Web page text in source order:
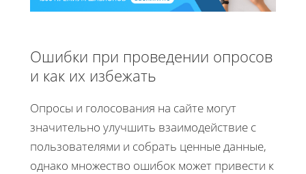
Ошибки при проведении опросов
и как их избежать
Опросы и голосования на сайте могут
значительно улучшить взаимодействие с
пользователями и собрать ценные данные,
однако множество ошибок может привести к